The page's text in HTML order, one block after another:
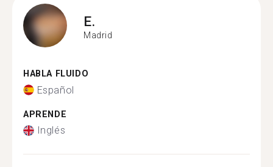
E.
Madrid
HABLA FLUIDO
Español
APRENDE
Inglés